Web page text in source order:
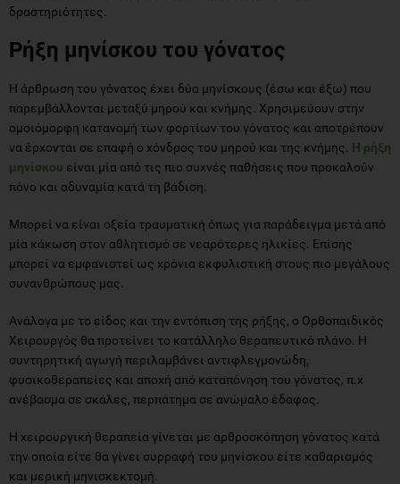
δραστηριότητες.
Ρήξη μηνίσκου του γόνατος
Η άρθρωση του γόνατος έχει δύο μηνίσκους (έσω και έξω) που
παρεμβάλλονται μεταξύ μηρού και κνήμης. Χρησιμεύουν στην
ομοιόμορφη κατανομή των φορτίων του γόνατος και αποτρέπουν
να έρχονται σε επαφή ο χόνδρος του μηρού και της κνήμης. Η ρήξη
μηνίσκου είναι μία από τις πιο συχνές παθήσεις που προκαλούν
πόνο και αδυναμία κατά τη βάδιση.
Μπορεί να είναι οξεία τραυματική όπως για παράδειγμα μετά από
μία κάκωση στον αθλητισμό σε νεαρότερες ηλικίες. Επίσης
μπορεί να εμφανιστεί ως χρόνια εκφυλιστική στους πιο μεγάλους
συνανθρώπους μας.
Ανάλογα με το είδος και την εντόπιση της ρήξης, ο Ορθοπαιδικός
Χειρουργός θα προτείνει το κατάλληλο θεραπευτικό πλάνο. Η
συντηρητική αγωγή περιλαμβάνει αντιφλεγμονώδη,
φυσικοθεραπείες και αποχή από καταπόνηση του γόνατος, π.χ
ανέβασμα σε σκάλες, περπάτημα σε ανώμαλο έδαφος.
Η χειρουργική θεραπεία γίνεται με αρθροσκόπηση γόνατος κατά
την οποία είτε θα γίνει συρραφή του μηνίσκου είτε καθαρισμός
και μερική μηνισκεκτομή.